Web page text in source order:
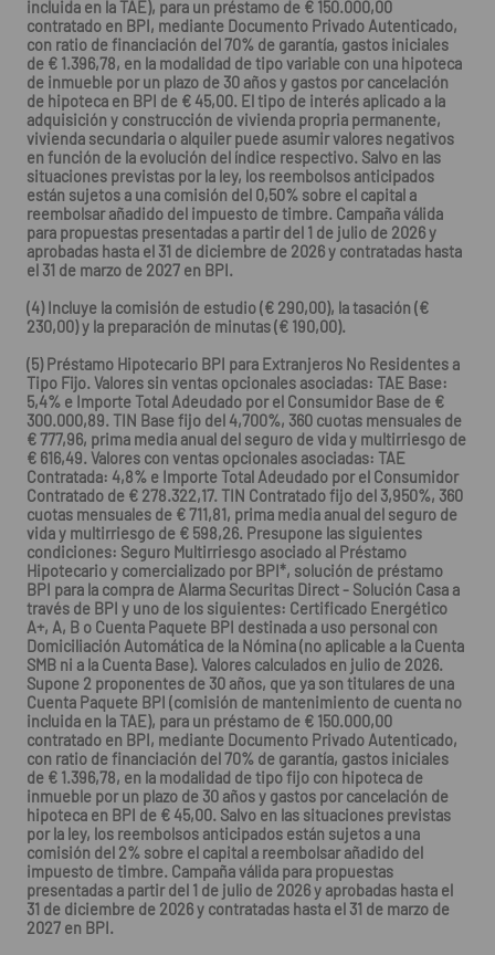
incluida en la TAE), para un préstamo de € 150.000,00
contratado en BPI, mediante Documento Privado Autenticado,
con ratio de financiación del 70% de garantía, gastos iniciales
de € 1.396,78, en la modalidad de tipo variable con una hipoteca
de inmueble por un plazo de 30 años y gastos por cancelación
de hipoteca en BPI de € 45,00. El tipo de interés aplicado a la
adquisición y construcción de vivienda propria permanente,
vivienda secundaria o alquiler puede asumir valores negativos
en función de la evolución del índice respectivo. Salvo en las
situaciones previstas por la ley, los reembolsos anticipados
están sujetos a una comisión del 0,50% sobre el capital a
reembolsar añadido del impuesto de timbre. Campaña válida
para propuestas presentadas a partir del 1 de julio de 2026 y
aprobadas hasta el 31 de diciembre de 2026 y contratadas hasta
el 31 de marzo de 2027 en BPI.
(4) Incluye la comisión de estudio (€ 290,00), la tasación (€
230,00) y la preparación de minutas (€ 190,00).
(5) Préstamo Hipotecario BPI para Extranjeros No Residentes a
Tipo Fijo. Valores sin ventas opcionales asociadas: TAE Base:
5,4% e Importe Total Adeudado por el Consumidor Base de €
300.000,89. TIN Base fijo del 4,700%, 360 cuotas mensuales de
€ 777,96, prima media anual del seguro de vida y multirriesgo de
€ 616,49. Valores con ventas opcionales asociadas: TAE
Contratada: 4,8% e Importe Total Adeudado por el Consumidor
Contratado de € 278.322,17. TIN Contratado fijo del 3,950%, 360
cuotas mensuales de € 711,81, prima media anual del seguro de
vida y multirriesgo de € 598,26. Presupone las siguientes
condiciones: Seguro Multirriesgo asociado al Préstamo
Hipotecario y comercializado por BPI*, solución de préstamo
BPI para la compra de Alarma Securitas Direct - Solución Casa a
través de BPI y uno de los siguientes: Certificado Energético
A+, A, B o Cuenta Paquete BPI destinada a uso personal con
Domiciliación Automática de la Nómina (no aplicable a la Cuenta
SMB ni a la Cuenta Base). Valores calculados en julio de 2026.
Supone 2 proponentes de 30 años, que ya son titulares de una
Cuenta Paquete BPI (comisión de mantenimiento de cuenta no
incluida en la TAE), para un préstamo de € 150.000,00
contratado en BPI, mediante Documento Privado Autenticado,
con ratio de financiación del 70% de garantía, gastos iniciales
de € 1.396,78, en la modalidad de tipo fijo con hipoteca de
inmueble por un plazo de 30 años y gastos por cancelación de
hipoteca en BPI de € 45,00. Salvo en las situaciones previstas
por la ley, los reembolsos anticipados están sujetos a una
comisión del 2% sobre el capital a reembolsar añadido del
impuesto de timbre. Campaña válida para propuestas
presentadas a partir del 1 de julio de 2026 y aprobadas hasta el
31 de diciembre de 2026 y contratadas hasta el 31 de marzo de
2027 en BPI.